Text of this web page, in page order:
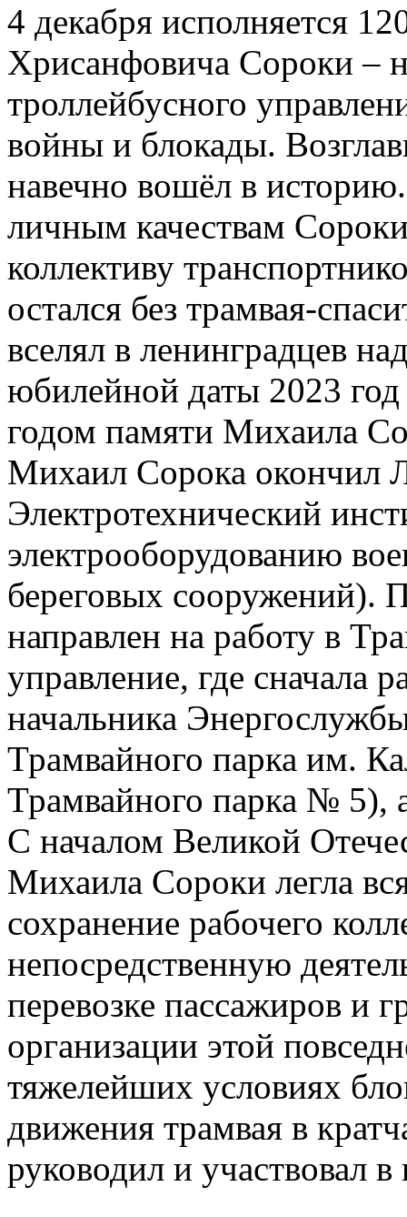
4 декабря исполняется
Хрисанфовича Сороки –
троллейбусного
войны и блокады.
навечно вошёл в
личным качествам
коллективу
остался без трамвая-
вселял в ленинградцев
юбилейной даты 2023 год
годом памяти Михаила
Михаил Сорока окончил
Электротехнический
электрооборудованию
береговых сооружений).
направлен на работу в
управление, где сначала
начальника
Трамвайного парка им.
Трамвайного парка № 5),
С началом Великой
Михаила Сороки легла
сохранение рабочего
непосредственную
перевозке пассажиров и
организации этой
тяжелейших условиях
движения трамвая в
руководил и участвовал